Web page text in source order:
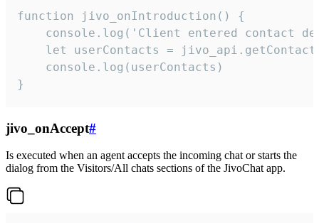
function jivo_onIntroduction() {
console.log('Client entered contact
let userContacts =
    console.log(userContacts)
}
jivo_onAccept#
Is executed when an agent accepts the incoming chat or starts the
dialog from the Visitors/All chats sections of the JivoChat app.